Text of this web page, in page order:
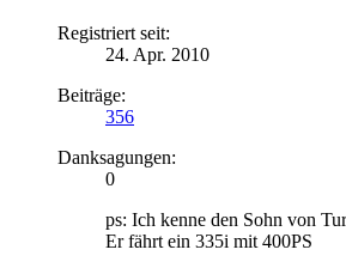
Registriert seit:
24. Apr. 2010
Beiträge:
356
Danksagungen:
0
ps: Ich kenne den Sohn von
Er fährt ein 335i mit 400PS